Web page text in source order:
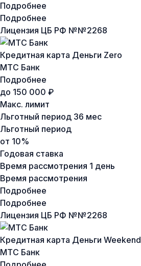
Подробнее
Подробнее
Лицензия ЦБ РФ №№2268
Кредитная карта Деньги Zero
МТС Банк
Подробнее
до 150 000 ₽
Макс. лимит
Льготный период 36 мес
Льготный период
от 10%
Годовая ставка
Время рассмотрения 1 день
Время рассмотрения
Подробнее
Подробнее
Лицензия ЦБ РФ №№2268
Кредитная карта Деньги Weekend
МТС Банк